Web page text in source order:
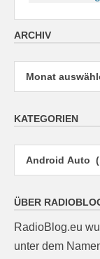
ARCHIV
Archiv
KATEGORIEN
ÜBER
RadioBlog.eu
unter dem